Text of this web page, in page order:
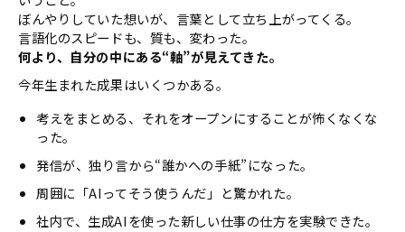
ぼんやりしていた想いが、言葉として立ち上がってくる。
言語化のスピードも、質も、変わった。
何より、自分の中にある“軸”が見えてきた。
今年生まれた成果はいくつかある。
考えをまとめる、それをオープンにすることが怖くなくな
った。
発信が、独り言から“誰かへの手紙”になった。
周囲に「AIってそう使うんだ」と驚かれた。
社内で、生成AIを使った新しい仕事の仕方を実験できた。